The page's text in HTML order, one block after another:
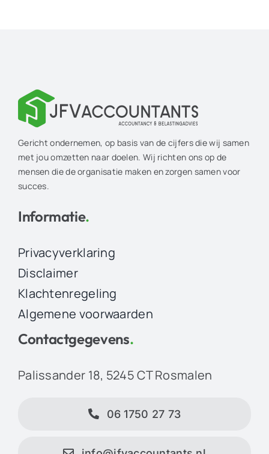
Gericht ondernemen, op basis van de cijfers die wij samen
met jou omzetten naar doelen. Wij richten ons op de
mensen die de organisatie maken en zorgen samen voor
succes.
Informatie.
Privacyverklaring
Disclaimer
Klachtenregeling
Algemene voorwaarden
Contactgegevens.
Palissander 18, 5245 CT Rosmalen
06 1750 27 73